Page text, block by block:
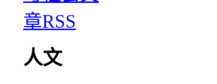
人文